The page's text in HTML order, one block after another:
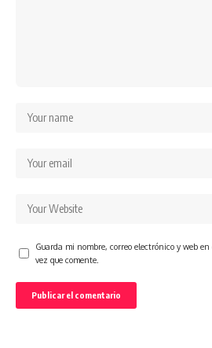
Guarda mi nombre, correo electrónico y web
vez que comente.